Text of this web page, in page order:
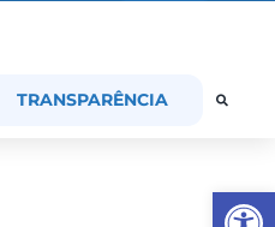
TRANSPARÊNCIA